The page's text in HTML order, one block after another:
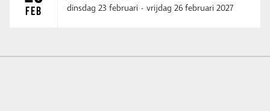
FEB dinsdag 23 februari - vrijdag 26 februari 2027